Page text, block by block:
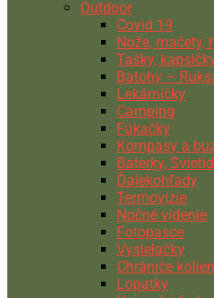
Outdoor
Covid 19
Nože, mačety,
Tašky,
Batohy –
Lekárničky
Camping
Fúkačky
Kompasy a
Baterky,
Ďalekohľady
Termovízie
Nočné videnie
Fotopasce
Vysielačky
Chrániče kolien
Lopatky